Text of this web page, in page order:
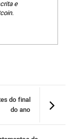
e
do final
do ano